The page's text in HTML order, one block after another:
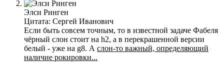
Элси Ринген
Цитата: Сергей Иванович
Если быть совсем точным, то в известной задаче Фабеля
чёрный слон стоит на h2, а в перекрашенной версии
белый - уже на g8. А слон-то важный, определяющий
наличие рокировки...